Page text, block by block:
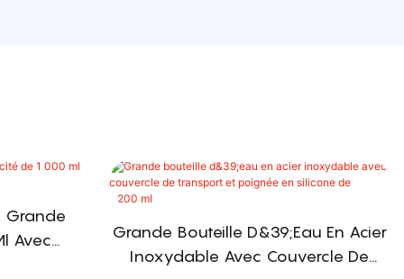
Grande
Avec
Grande Bouteille D&39;eau En Acier
Inoxydable Avec Couvercle De